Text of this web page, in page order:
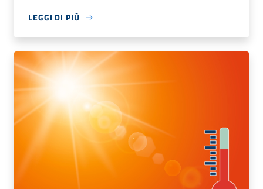
LEGGI DI PIÙ